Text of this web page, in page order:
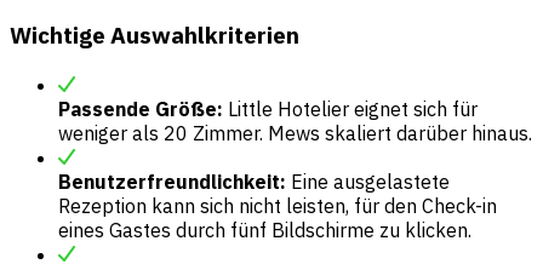
Wichtige Auswahlkriterien
Passende Größe: Little Hotelier eignet sich für
weniger als 20 Zimmer. Mews skaliert darüber hinaus.
Benutzerfreundlichkeit: Eine ausgelastete
Rezeption kann sich nicht leisten, für den Check-in
eines Gastes durch fünf Bildschirme zu klicken.